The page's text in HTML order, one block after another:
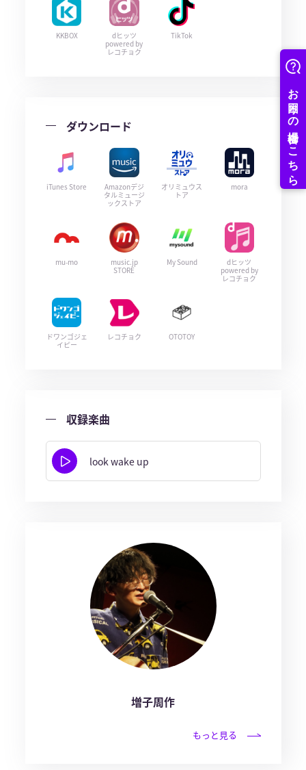
KKBOX
dヒッツ
powered by
レコチョク
TikTok
ダウンロード
iTunes Store
Amazonデジ
タルミュージ
ックストア
オリミュウス
トア
mora
mu-mo
music.jp
STORE
My Sound
dヒッツ
powered by
レコチョク
ドワンゴジェ
イピー
レコチョク OTOTOY
収録楽曲
look wake up
増子周作
もっと見る